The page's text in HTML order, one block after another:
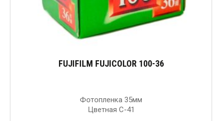
FUJIFILM FUJICOLOR 100-36
Фотопленка 35мм
Цветная C-41